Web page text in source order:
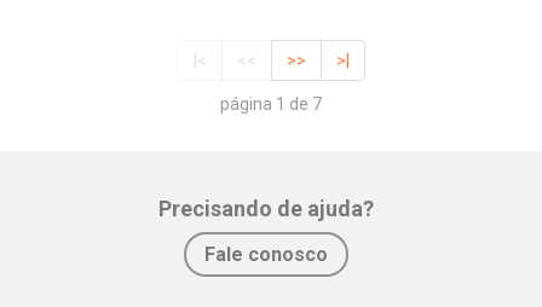
|< << >> >|
página 1 de 7
Precisando de ajuda?
Fale conosco